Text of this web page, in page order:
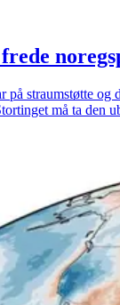
på straumstøtte og
må ta den